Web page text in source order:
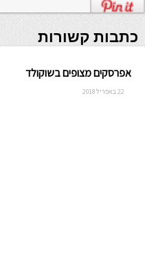
כתבות קשורות
אפרסקים מצופים בשוקולד
22 באפריל 2018